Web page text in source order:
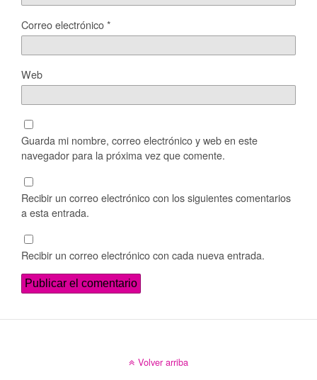
Correo electrónico*
Web
Guarda mi nombre, correo electrónico y web en este
navegador para la próxima vez que comente.
Recibir un correo electrónico con los siguientes comentarios
a esta entrada.
Recibir un correo electrónico con cada nueva entrada.
Volver arriba